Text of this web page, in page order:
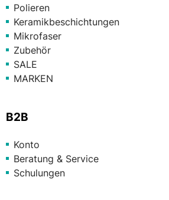
Polieren
Keramikbeschichtungen
Mikrofaser
Zubehör
SALE
MARKEN
B2B
Konto
Beratung & Service
Schulungen